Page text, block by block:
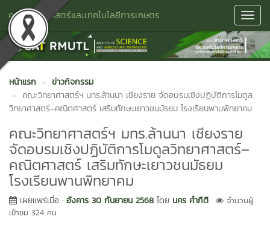
คณะวิทยาศาสตร์และเทคโนโลยีการเกษตร
หน้าแรก
ข่าวกิจกรรม
คณะวิทยาศาสตร์ฯ มทร.ล้านนา เชียงราย จัดอบรมเชิงปฏิบัติการโมดูล
วิทยาศาสตร์–คณิตศาสตร์ เสริมทักษะเยาวชนมัธยม โรงเรียนพานพิทยาคม
คณะวิทยาศาสตร์ฯ มทร.ล้านนา เชียงราย
จัดอบรมเชิงปฏิบัติการโมดูลวิทยาศาสตร์–
คณิตศาสตร์ เสริมทักษะเยาวชนมัธยม
โรงเรียนพานพิทยาคม
เผยแพร่เมื่อ : อังคาร 30 กันยายน 2568 โดย นคร คำกิติ
จำนวนผู้
เข้าชม 324 คน